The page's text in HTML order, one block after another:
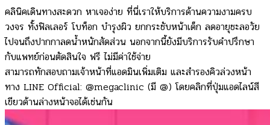
คลินิคเดินทางสะดวก หาเจอง่าย ที่นี่เราให้บริการด้านความงามครบ
วงจร ทั้งฟิลเลอร์ โบท็อก บำรุงผิว ยกกระชับหน้าเด็ก ลดอายุชะลอวัย
ไปจนถึงปากกาลดน้ำหนักสัดส่วน นอกจากนี้ยังมีบริการรับคำปรึกษา
กับแพทย์ก่อนตัดสินใจ ฟรี ไม่มีค่าใช้จ่าย
สามารถทักสอบถามเจ้าหน้าที่แอดมินเพิ่มเติม และสำรองคิวล่วงหน้า
ทาง LINE Official: @megaclinic (มี @) โดยคลิกที่ปุ่มแอดไลน์สี
เขียวด้านล่างหน้าจอได้เช่นกัน